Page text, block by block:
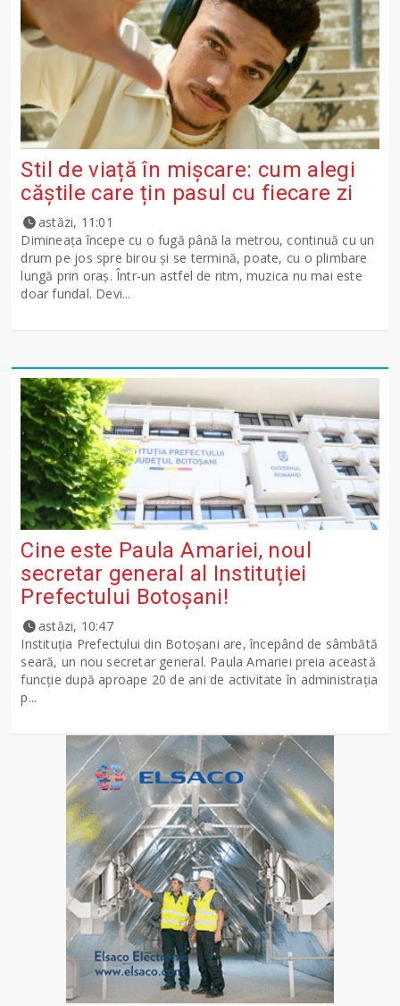
Stil de viață în mișcare: cum alegi
căștile care țin pasul cu fiecare zi
astăzi, 11:01
Dimineața începe cu o fugă până la metrou, continuă cu un
drum pe jos spre birou și se termină, poate, cu o plimbare
lungă prin oraș. Într-un astfel de ritm, muzica nu mai este
doar fundal. Devi...
Cine este Paula Amariei, noul
secretar general al Instituției
Prefectului Botoșani!
astăzi, 10:47
Instituția Prefectului din Botoșani are, începând de sâmbătă
seară, un nou secretar general. Paula Amariei preia această
funcție după aproape 20 de ani de activitate în administrația
p...